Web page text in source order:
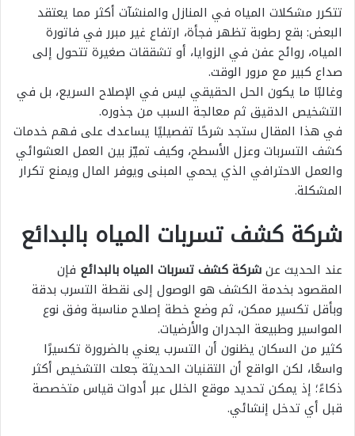
تتكرر مشكلات المياه في المنازل والمنشآت أكثر مما يعتقد
البعض: بقع رطوبة تظهر فجأة، ارتفاع غير مبرر في فاتورة
المياه، روائح عفن في الزوايا، أو تشققات صغيرة تتحول إلى
صداع كبير مع مرور الوقت.
وغالبًا ما يكون الحل الحقيقي ليس في الإصلاح السريع، بل في
التشخيص الدقيق ثم معالجة السبب من جذوره.
في هذا المقال ستجد شرحًا تفصيليًا يساعدك على فهم خدمات
كشف التسربات وعزل الأسطح، وكيف تميّز بين العمل العشوائي
والعمل الاحترافي الذي يحمي المبنى ويوفر المال ويمنع تكرار
المشكلة.
شركة كشف تسربات المياه بالبدائع
عند الحديث عنشركة كشف تسربات المياه بالبدائع فإن
المقصود بخدمة الكشف هو الوصول إلى نقطة التسرب بدقة
وبأقل تكسير ممكن، ثم وضع خطة إصلاح مناسبة وفق نوع
المواسير وطبيعة الجدران والأرضيات.
كثير من السكان يظنون أن التسرب يعني بالضرورة تكسيرًا
واسعًا، لكن الواقع أن التقنيات الحديثة جعلت التشخيص أكثر
ذكاءً؛ إذ يمكن تحديد موقع الخلل عبر أدوات قياس متخصصة
قبل أي تدخل إنشائي.